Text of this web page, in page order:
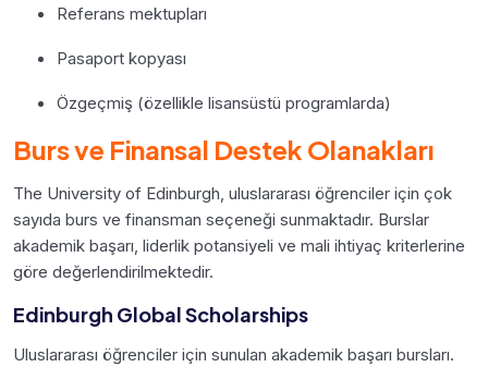
Referans mektupları
Pasaport kopyası
Özgeçmiş (özellikle lisansüstü programlarda)
Burs ve Finansal Destek Olanakları
The University of Edinburgh, uluslararası öğrenciler için çok
sayıda burs ve finansman seçeneği sunmaktadır. Burslar
akademik başarı, liderlik potansiyeli ve mali ihtiyaç kriterlerine
göre değerlendirilmektedir.
Edinburgh Global Scholarships
Uluslararası öğrenciler için sunulan akademik başarı bursları.